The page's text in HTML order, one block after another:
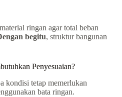
ringan agar total beban
begitu, struktur bangunan
Penyesuaian?
kondisi tetap memerlukan
bata ringan.